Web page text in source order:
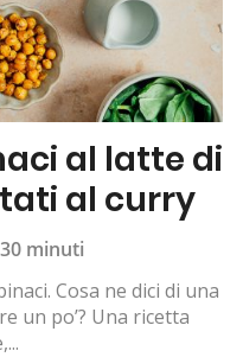
al latte di
al curry
30 minuti
Cosa ne dici di una
un po’? Una ricetta